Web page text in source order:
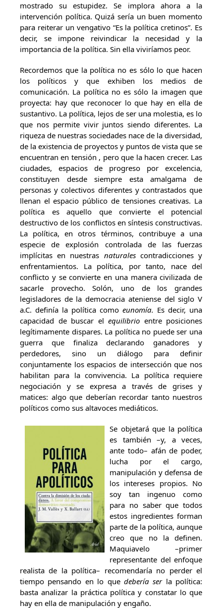
mostrado su estupidez. Se implora ahora a la
intervención política. Quizá sería un buen momento
para reiterar un vengativo “Es la política cretinos”. Es
decir, se impone reivindicar la necesidad y la
importancia de la política. Sin ella viviríamos peor.
Recordemos que la política no es sólo lo que hacen
los políticos y que exhiben los medios de
comunicación. La política no es sólo la imagen que
proyecta: hay que reconocer lo que hay en ella de
sustantivo. La política, lejos de ser una molestia, es lo
que nos permite vivir juntos siendo diferentes. La
riqueza de nuestras sociedades nace de la diversidad,
de la existencia de proyectos y puntos de vista que se
encuentran en tensión , pero que la hacen crecer. Las
ciudades, espacios de progreso por excelencia,
constituyen desde siempre esta amalgama de
personas y colectivos diferentes y contrastados que
llenan el espacio público de tensiones creativas. La
política es aquello que convierte el potencial
destructivo de los conflictos en síntesis constructivas.
La política, en otros términos, contribuye a una
especie de explosión controlada de las fuerzas
implícitas en nuestras naturalescontradicciones y
enfrentamientos. La política, por tanto, nace del
conflicto y se convierte en una manera civilizada de
sacarle provecho. Solón, uno de los grandes
legisladores de la democracia ateniense del siglo V
a.C. definía la política como eunomía. Es decir, una
capacidad de buscar el equilibrio entre posiciones
legítimamente dispares. La política no puede ser una
guerra que finaliza declarando ganadores y
perdedores, sino un diálogo para definir
conjuntamente los espacios de intersección que nos
habilitan para la convivencia. La política requiere
negociación y se expresa a través de grises y
matices: algo que deberían recordar tanto nuestros
políticos como sus altavoces mediáticos.
Se objetará que la política
es también –y, a veces,
ante todo– afán de poder,
lucha por el cargo,
manipulación y defensa de
los intereses propios. No
soy tan ingenuo como
para no saber que todos
estos ingredientes forman
parte de la política, aunque
creo que no la definen.
Maquiavelo –primer
representante del enfoque
realista de la política– recomendaría no perder el
tiempo pensando en lo que debería ser la política:
basta analizar la práctica política y constatar lo que
hay en ella de manipulación y engaño.